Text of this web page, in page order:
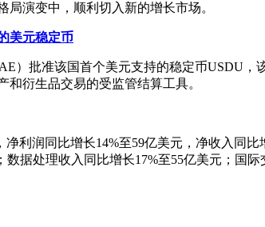
局演变中，顺利切入新的增长市场。
美元稳定币
）批准该国首个美元支持的稳定币USDU，
和衍生品交易的受监管结算工具。
净利润同比增长14%至59亿美元，净收入同
数据处理收入同比增长17%至55亿美元；国